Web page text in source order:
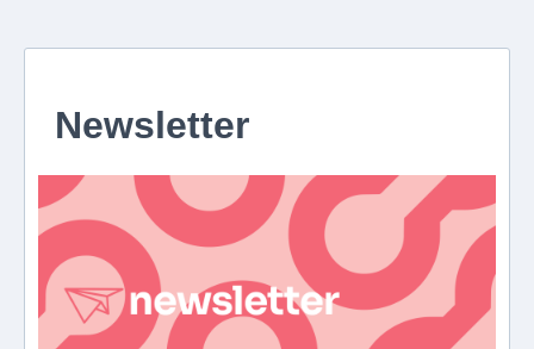
Newsletter